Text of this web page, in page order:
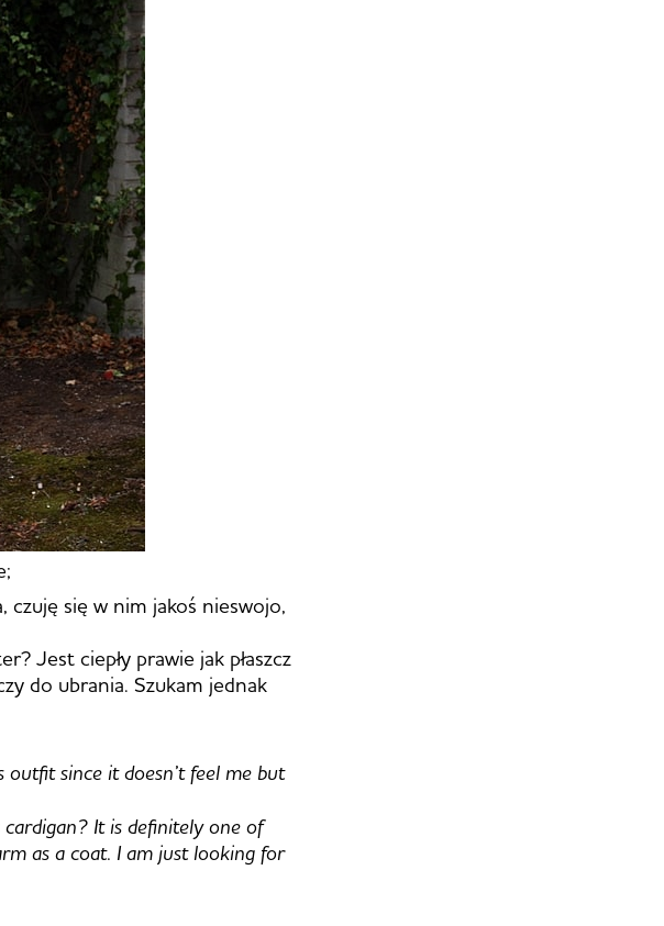
czuję się w nim jakoś nieswojo,
Jest ciepły prawie jak płaszcz
do ubrania. Szukam jednak
since it doesn’t feel me but
It is definitely one of
as a coat. I am just looking for